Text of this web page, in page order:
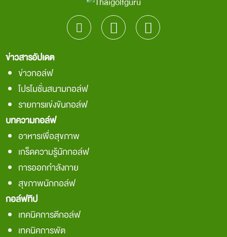
ข่าวสารอัปเดต
ข่าวกอล์ฟ
โปรโมชั่นสนามกอล์ฟ
รายการแข่งขันกอล์ฟ
บทความกอล์ฟ
อาหารเพื่อสุขภาพ
เกร็ดความรู้นักกอล์ฟ
การออกกำลังกาย
สุขภาพนักกอล์ฟ
กอล์ฟทิป
เทคนิคการตีกอล์ฟ
เทคนิคการพัต